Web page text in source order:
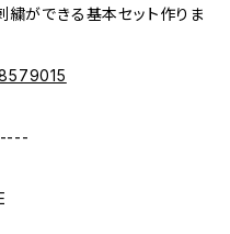
繍ができる基本セット作りま